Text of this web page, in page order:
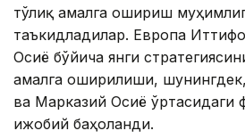
тўлиқ амалга ошириш
таъкидладилар. Европа
Осиё бўйича янги
амалга оширилиши,
ва Марказий Осиё ўртасидаги
ижобий баҳоланди.